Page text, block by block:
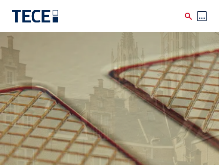
Skip to main content